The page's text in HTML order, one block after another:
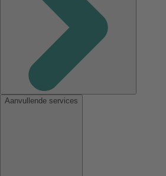
Aanvullende services